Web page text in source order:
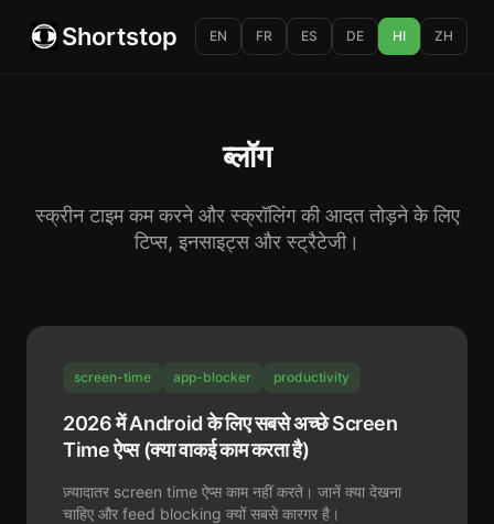
Shortstop EN FR ES DE HI ZH
ब्लॉग
स्क्रीन टाइम कम करने और स्क्रॉलिंग की आदत तोड़ने के लिए
टिप्स, इनसाइट्स और स्ट्रैटेजी।
screen-time app-blocker productivity
2026 में Android के लिए सबसे अच्छे Screen
Time ऐप्स (क्या वाकई काम करता है)
ज़्यादातर screen time ऐप्स काम नहीं करते। जानें क्या देखना
चाहिए और feed blocking क्यों सबसे कारगर है।